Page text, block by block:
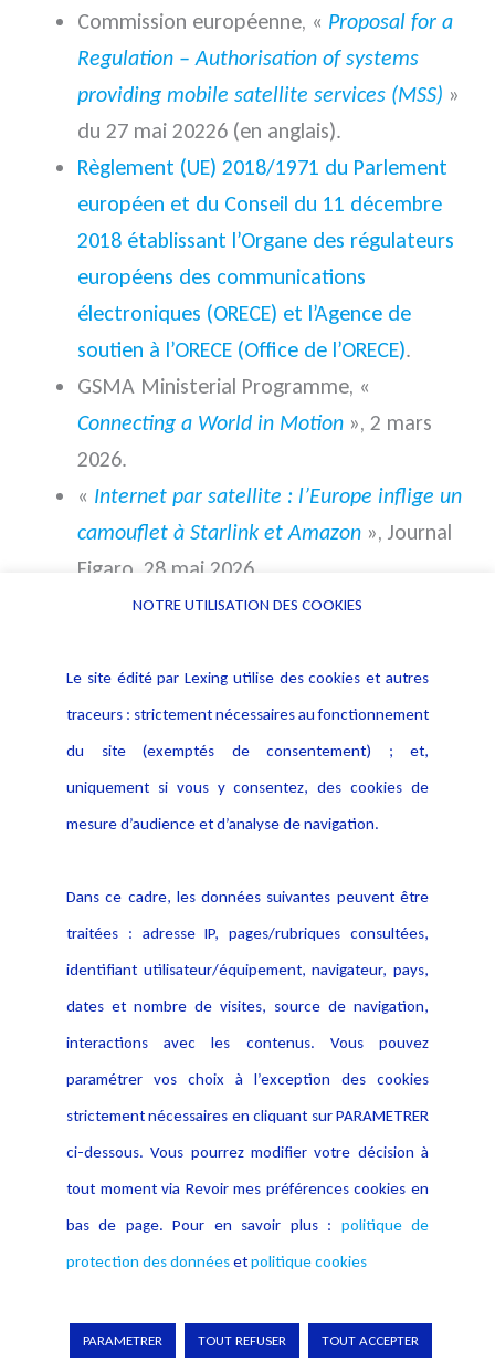
Commission européenne, « Proposal for a
Regulation – Authorisation of systems
providing mobile satellite services (MSS) »
du 27 mai 20226 (en anglais).
Règlement (UE) 2018/1971 du Parlement
européen et du Conseil du 11 décembre
2018 établissant l’Organe des régulateurs
européens des communications
électroniques (ORECE) et l’Agence de
soutien à l’ORECE (Office de l’ORECE).
GSMA Ministerial Programme, «
Connecting a World in Motion », 2 mars
2026.
« Internet par satellite : l’Europe inflige un
camouflet à Starlink et Amazon », Journal
Figaro, 28 mai 2026
Frédéric Forster
Directeur du pôle
Télécommunications et
NOTRE UTILISATION DES COOKIES
Le site édité par Lexing utilise des cookies et autres
traceurs : strictement nécessaires au fonctionnement
du site (exemptés de consentement) ; et,
uniquement si vous y consentez, des cookies de
mesure d’audience et d’analyse de navigation.
Dans ce cadre, les données suivantes peuvent être
traitées : adresse IP, pages/rubriques consultées,
identifiant utilisateur/équipement, navigateur, pays,
dates et nombre de visites, source de navigation,
interactions avec les contenus. Vous pouvez
paramétrer vos choix à l’exception des cookies
strictement nécessaires en cliquant sur PARAMETRER
ci-dessous. Vous pourrez modifier votre décision à
tout moment via Revoir mes préférences cookies en
bas de page. Pour en savoir plus : politique de
protection des donnéesetpolitique cookies
PARAMETRER TOUT REFUSER TOUT ACCEPTER